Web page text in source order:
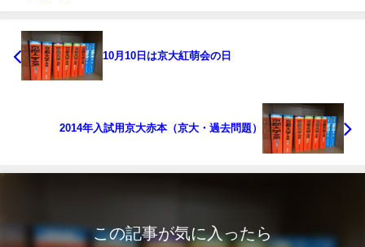
10月10日は京大紅萌会の日
2014年入試用京大赤本（京大・過去問題）
この記事が気に入ったら